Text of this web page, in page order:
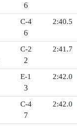
6
C-4
6
2:40.5
C-2
2
2:41.7
E-1
3
2:42.0
C-4
7
2:42.0